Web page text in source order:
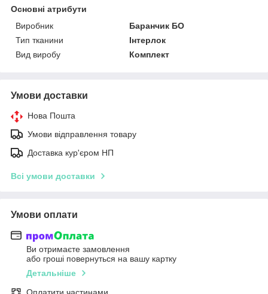
Основні атрибути
Виробник
Баранчик БО
Тип тканини
Інтерлок
Вид виробу
Комплект
Умови доставки
Нова Пошта
Умови відправлення товару
Доставка кур'єром НП
Всі умови доставки
Умови оплати
Ви отримаєте замовлення
або гроші повернуться на вашу картку
Детальніше